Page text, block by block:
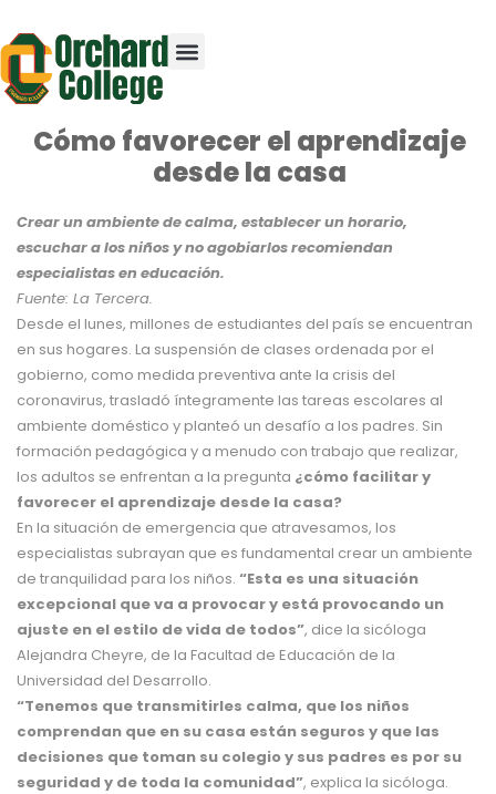
Cómo favorecer el aprendizaje
desde la casa
Crear un ambiente de calma, establecer un horario,
escuchar a los niños y no agobiarlos recomiendan
especialistas en educación.
Fuente: La Tercera.
Desde el lunes, millones de estudiantes del país se encuentran
en sus hogares. La suspensión de clases ordenada por el
gobierno, como medida preventiva ante la crisis del
coronavirus, trasladó íntegramente las tareas escolares al
ambiente doméstico y planteó un desafío a los padres. Sin
formación pedagógica y a menudo con trabajo que realizar,
los adultos se enfrentan a la pregunta ¿cómo facilitar y
favorecer el aprendizaje desde la casa?
En la situación de emergencia que atravesamos, los
especialistas subrayan que es fundamental crear un ambiente
de tranquilidad para los niños. “Esta es una situación
excepcional que va a provocar y está provocando un
ajuste en el estilo de vida de todos”, dice la sicóloga
Alejandra Cheyre, de la Facultad de Educación de la
Universidad del Desarrollo.
“Tenemos que transmitirles calma, que los niños
comprendan que en su casa están seguros y que las
decisiones que toman su colegio y sus padres es por su
seguridad y de toda la comunidad”, explica la sicóloga.